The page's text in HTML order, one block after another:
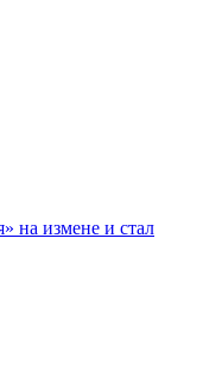
на измене и стал